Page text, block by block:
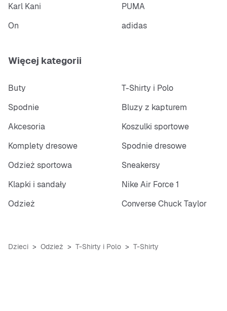
Karl Kani
PUMA
On
adidas
Więcej kategorii
Buty
T-Shirty i Polo
Spodnie
Bluzy z kapturem
Akcesoria
Koszulki sportowe
Komplety dresowe
Spodnie dresowe
Odzież sportowa
Sneakersy
Klapki i sandały
Nike Air Force 1
Odzież
Converse Chuck Taylor
Dzieci Odzież T-Shirty i Polo T-Shirty